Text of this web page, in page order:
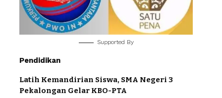
Supported By
Pendidikan
Latih Kemandirian Siswa, SMA Negeri 3
Pekalongan Gelar KBO-PTA